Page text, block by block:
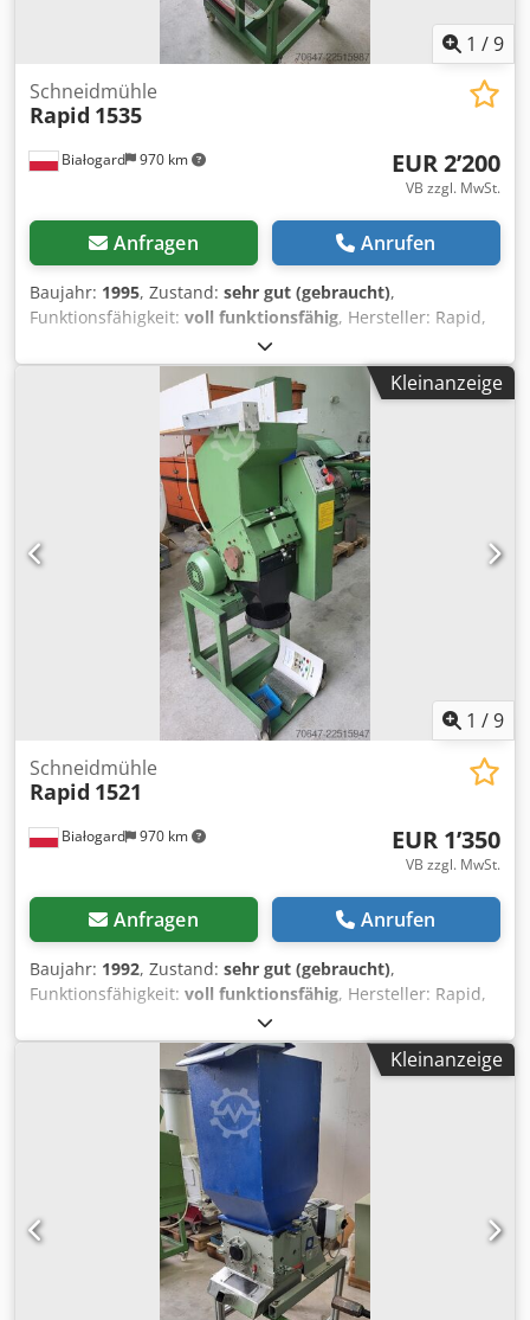
1 /9
Białogard 970 km
Schneidmühle
Rapid 1535
EUR 2’200
VB zzgl. MwSt.
Anfragen Anrufen
Baujahr: 1995, Zustand: sehr gut (gebraucht),
Funktionsfähigkeit: voll funktionsfähig, Hersteller: Rapid,
Schweden Modell: 1535 Abmessungen der Mahlkammer:
350 x 150 mm Leistung: 4 kW Neue Messer 15 Rotormesser
2 Statormesser Dodpfoztfkxox Aaxock Zusätzliche Messer
Kleinanzeige
1 /9
Białogard 970 km
Schneidmühle
Rapid 1521
EUR 1’350
VB zzgl. MwSt.
Anfragen Anrufen
Baujahr: 1992, Zustand: sehr gut (gebraucht),
Funktionsfähigkeit: voll funktionsfähig, Hersteller: Rapid,
Schweden Modell: 1521 Djdpfx Ajztfinoaxock Abmessungen
der Mahlkammer: 210 x 160 mm Leistung: 2,2 kW Neue
Messer 9 Rotormesser 2 Statormesser Zusätzliche Messer
Kleinanzeige